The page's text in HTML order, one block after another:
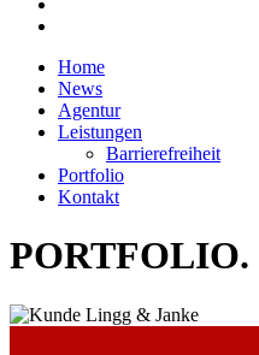
Home
News
Agentur
Leistungen
Barrierefreiheit
Portfolio
Kontakt
PORTFOLIO.